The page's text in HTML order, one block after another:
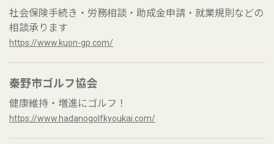
社会保険手続き・労務相談・助成金申請・就業規則などの
相談承ります
https://www.kuon-gp.com/
秦野市ゴルフ協会
健康維持・増進にゴルフ！
https://www.hadanogolfkyoukai.com/